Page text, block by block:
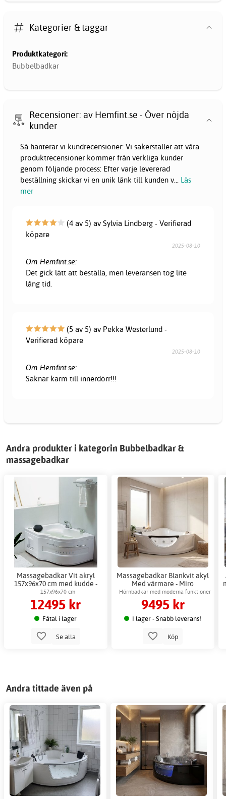
Kategorier & taggar
Produktkategori:
Bubbelbadkar
Recensioner: av Hemfint.se - Över nöjda
kunder
Så hanterar vi kundrecensioner: Vi säkerställer att våra
produktrecensioner kommer från verkliga kunder
genom följande process: Efter varje levererad
beställning skickar vi en unik länk till kunden v
Läs
mer
(4 av 5) av Sylvia Lindberg - Verifierad
köpare
2025-08-10
Om Hemfint.se:
Det gick lätt att beställa, men leveransen tog lite
lång tid.
(5 av 5) av Pekka Westerlund -
Verifierad köpare
2025-08-10
Om Hemfint.se:
Saknar karm till innerdörr!!!
Andra produkter i kategorin Bubbelbadkar &
massagebadkar
Massagebadkar Vit akryl
157x96x70 cm med kudde -
Gladys
157x96x70 cm
12495 kr
Fåtal i lager
Se alla
Massagebadkar Blankvit akyl
Med värmare - Miro
Hörnbadkar med moderna funktioner
9495 kr
I lager - Snabb leverans!
Köp
Andra tittade även på